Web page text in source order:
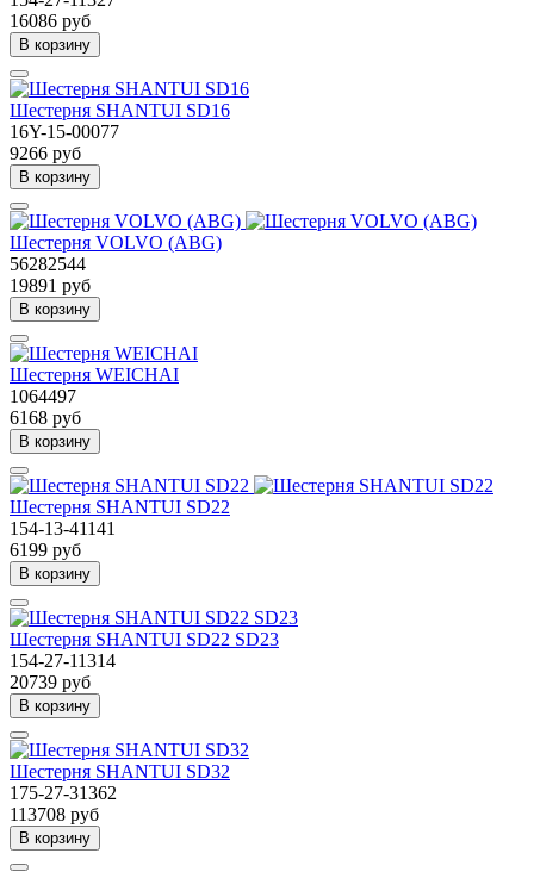
16086 руб
В корзину
Шестерня SHANTUI SD16
16Y-15-00077
9266 руб
В корзину
Шестерня VOLVO (ABG)
56282544
19891 руб
В корзину
Шестерня WEICHAI
1064497
6168 руб
В корзину
Шестерня SHANTUI SD22
154-13-41141
6199 руб
В корзину
Шестерня SHANTUI SD22 SD23
154-27-11314
20739 руб
В корзину
Шестерня SHANTUI SD32
175-27-31362
113708 руб
В корзину